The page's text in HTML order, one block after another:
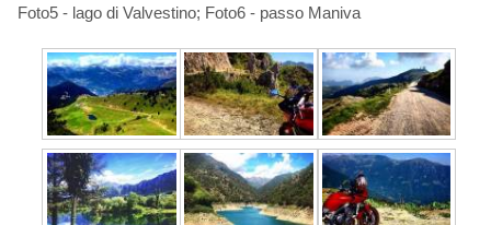
Foto5 - lago di Valvestino; Foto6 - passo Maniva